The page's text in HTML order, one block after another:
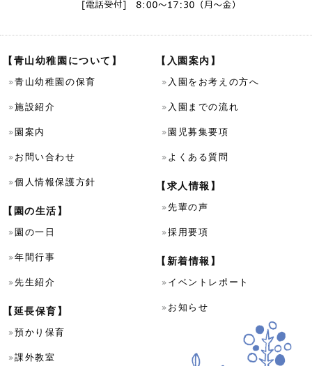
【青山幼稚園について】
青山幼稚園の保育
施設紹介
園案内
お問い合わせ
個人情報保護方針
【園の生活】
園の一日
年間行事
先生紹介
【延長保育】
預かり保育
課外教室
【入園案内】
入園をお考えの方へ
入園までの流れ
園児募集要項
よくある質問
【求人情報】
先輩の声
採用要項
【新着情報】
イベントレポート
お知らせ